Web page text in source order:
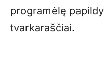
programėlę
tvarkaraščiai.